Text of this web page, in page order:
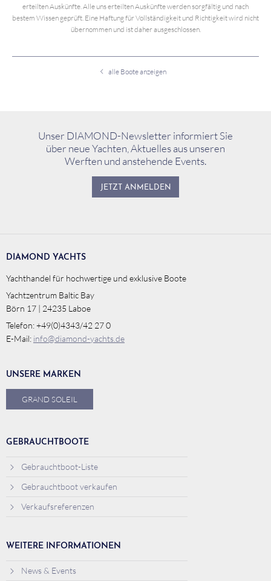
erteilten Auskünfte. Alle uns erteilten Auskünfte werden sorgfältig und nach
bestem Wissen geprüft. Eine Haftung für Vollständigkeit und Richtigkeit wird nicht
übernommen und ist daher ausgeschlossen.
alle Boote anzeigen
Unser DIAMOND-Newsletter informiert Sie
über neue Yachten, Aktuelles aus unseren
Werften und anstehende Events.
JETZT ANMELDEN
DIAMOND YACHTS
Yachthandel für hochwertige und exklusive Boote
Yachtzentrum Baltic Bay
Börn 17 | 24235 Laboe
Telefon: +49(0)4343/42 27 0
E-Mail: info@diamond-yachts.de
UNSERE MARKEN
GRAND SOLEIL
GEBRAUCHTBOOTE
Gebrauchtboot-Liste
Gebrauchtboot verkaufen
Verkaufsreferenzen
WEITERE INFORMATIONEN
News & Events